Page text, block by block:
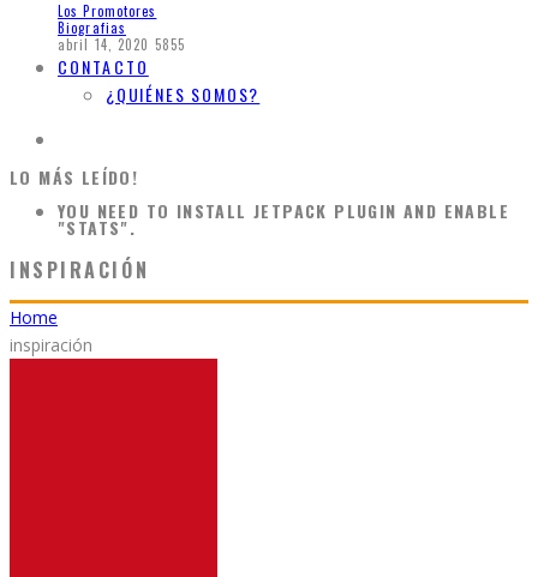
Los Promotores
Biografias
abril 14, 2020 5855
CONTACTO
¿QUIÉNES SOMOS?
LO MÁS LEÍDO!
YOU NEED TO INSTALL JETPACK PLUGIN AND ENABLE
"STATS".
INSPIRACIÓN
Home
inspiración